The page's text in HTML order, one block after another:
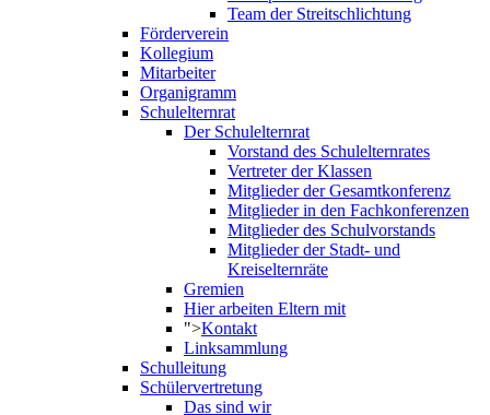
Team der Streitschlichtung
Förderverein
Kollegium
Mitarbeiter
Organigramm
Schulelternrat
Der Schulelternrat
Vorstand des Schulelternrates
Vertreter der Klassen
Mitglieder der Gesamtkonferenz
Mitglieder in den Fachkonferenzen
Mitglieder des Schulvorstands
Mitglieder der Stadt- und
Kreiselternräte
Gremien
Hier arbeiten Eltern mit
">Kontakt
Linksammlung
Schulleitung
Schülervertretung
Das sind wir